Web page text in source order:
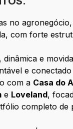
no
com forte
e
e
com a Casa do
e Loveland,
completo